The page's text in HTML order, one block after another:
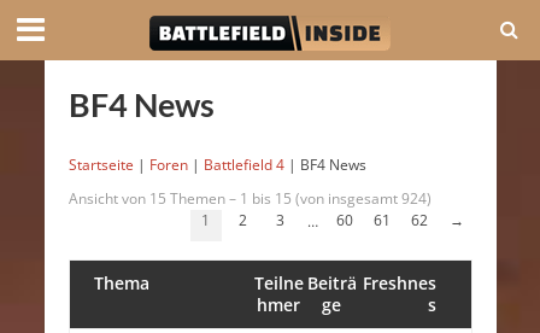
BF4 News
Startseite | Foren | Battlefield 4 | BF4 News
Ansicht von 15 Themen – 1 bis 15 (von insgesamt 924)
1
2 3 … 60 61 62 →
Thema
Teilne
hmer
Beiträ
ge
Freshnes
s